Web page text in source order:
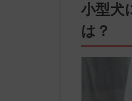
小型犬
は？